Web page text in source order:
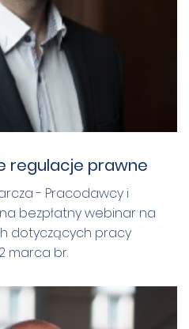
regulacje prawne
- Pracodawcy i
bezpłatny webinar na
dotyczących pracy
marca br.